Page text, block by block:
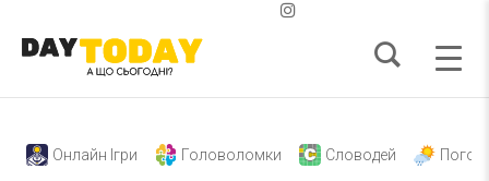
Онлайн Ігри Головоломки Словодей